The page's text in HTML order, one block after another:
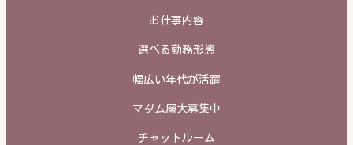
お仕事内容
選べる勤務形態
幅広い年代が活躍
マダム層大募集中
チャットルーム